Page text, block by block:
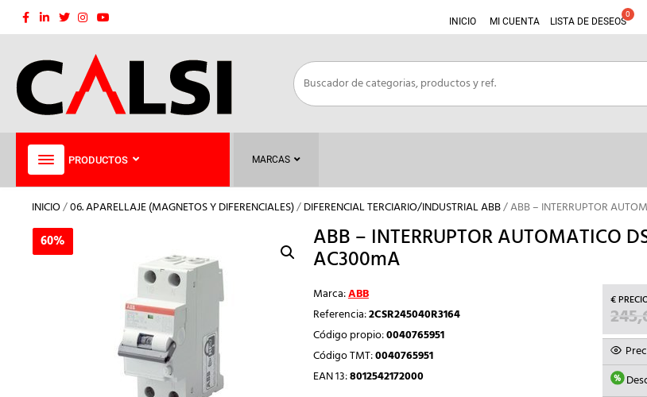
Saltar
INICIO MI CUENTA LISTA DE DESEOS
PRODUCTOS MARCAS
INICIO/06. APARELLAJE (MAGNETOS Y DIFERENCIALES)/DIFERENCIAL TERCIARIO/INDUSTRIAL ABB/ ABB – INTERRUPTOR
60% ABB – INTERRUPTOR AUTOMATICO
AC300mA
Marca:ABB
Referencia:2CSR245040R3164
Código propio:0040765951
Código TMT:0040765951
EAN 13:8012542172000
60%